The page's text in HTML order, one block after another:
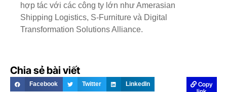
hợp tác với các công ty lớn như Amerasian
Shipping Logistics, S-Furniture và Digital
Transformation Solutions Alliance.
Chia sẻ bài viết
Facebook Twitter LinkedIn
Copy